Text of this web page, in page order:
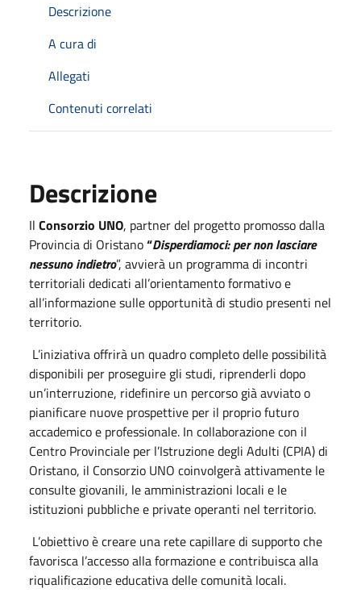
Descrizione
A cura di
Allegati
Contenuti correlati
Descrizione
Il Consorzio UNO, partner del progetto promosso dalla
Provincia di Oristano“Disperdiamoci: per non lasciare
nessuno indietro”, avvierà un programma di incontri
territoriali dedicati all’orientamento formativo e
all’informazione sulle opportunità di studio presenti nel
territorio.
L’iniziativa offrirà un quadro completo delle possibilità
disponibili per proseguire gli studi, riprenderli dopo
un’interruzione, ridefinire un percorso già avviato o
pianificare nuove prospettive per il proprio futuro
accademico e professionale. In collaborazione con il
Centro Provinciale per l’Istruzione degli Adulti (CPIA) di
Oristano, il Consorzio UNO coinvolgerà attivamente le
consulte giovanili, le amministrazioni locali e le
istituzioni pubbliche e private operanti nel territorio.
L’obiettivo è creare una rete capillare di supporto che
favorisca l’accesso alla formazione e contribuisca alla
riqualificazione educativa delle comunità locali.